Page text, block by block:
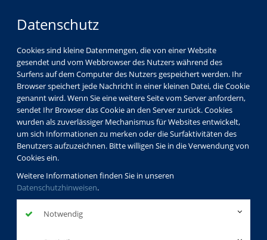
Datenschutz
Cookies sind kleine Datenmengen, die von einer Website
gesendet und vom Webbrowser des Nutzers während des
Surfens auf dem Computer des Nutzers gespeichert werden. Ihr
Browser speichert jede Nachricht in einer kleinen Datei, die Cookie
genannt wird. Wenn Sie eine weitere Seite vom Server anfordern,
sendet Ihr Browser das Cookie an den Server zurück. Cookies
wurden als zuverlässiger Mechanismus für Websites entwickelt,
um sich Informationen zu merken oder die Surfaktivitäten des
Benutzers aufzuzeichnen. Bitte willigen Sie in die Verwendung von
Cookies ein.
Weitere Informationen finden Sie in unseren
Datenschutzhinweisen.
Notwendig
LOGIN MENÜ